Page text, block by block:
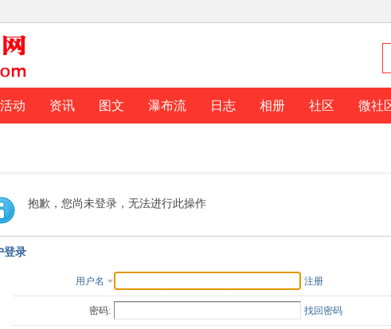
活动 资讯 图文 瀑布流 日志 相册 社区 微社
抱歉，您尚未登录，无法进行此操作
登录
用户名 注册
密码: 找回密码